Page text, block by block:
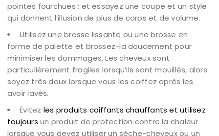
pointes fourchues ; et essayez une coupe et un style
qui donnent l’illusion de plus de corps et de volume.
Utilisez une brosse lissante ou une brosse en
forme de palette et brossez-la doucement pour
minimiser les dommages. Les cheveux sont
particulièrement fragiles lorsqu’ils sont mouillés, alors
soyez très doux lorsque vous les coiffez après les
avoir lavés.
Évitez les produits coiffants chauffants et utilisez
toujours un produit de protection contre la chaleur
lorsque vous devez utiliser un sèche-cheveux ou un